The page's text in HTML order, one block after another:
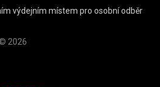
výdejním místem pro osobní odběr
2026